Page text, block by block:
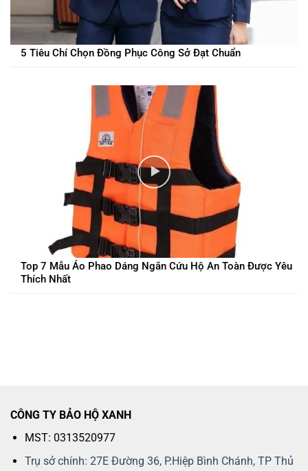
5 Tiêu Chí Chọn Đồng Phục Công Sở Đạt Chuẩn
Top 7 Mẫu Áo Phao Dáng Ngắn Cứu Hộ An Toàn Được Yêu
Thích Nhất
CÔNG TY BẢO HỘ XANH
MST: 0313520977
Trụ sở chính: 27E Đường 36, P.Hiệp Bình Chánh, TP Thủ